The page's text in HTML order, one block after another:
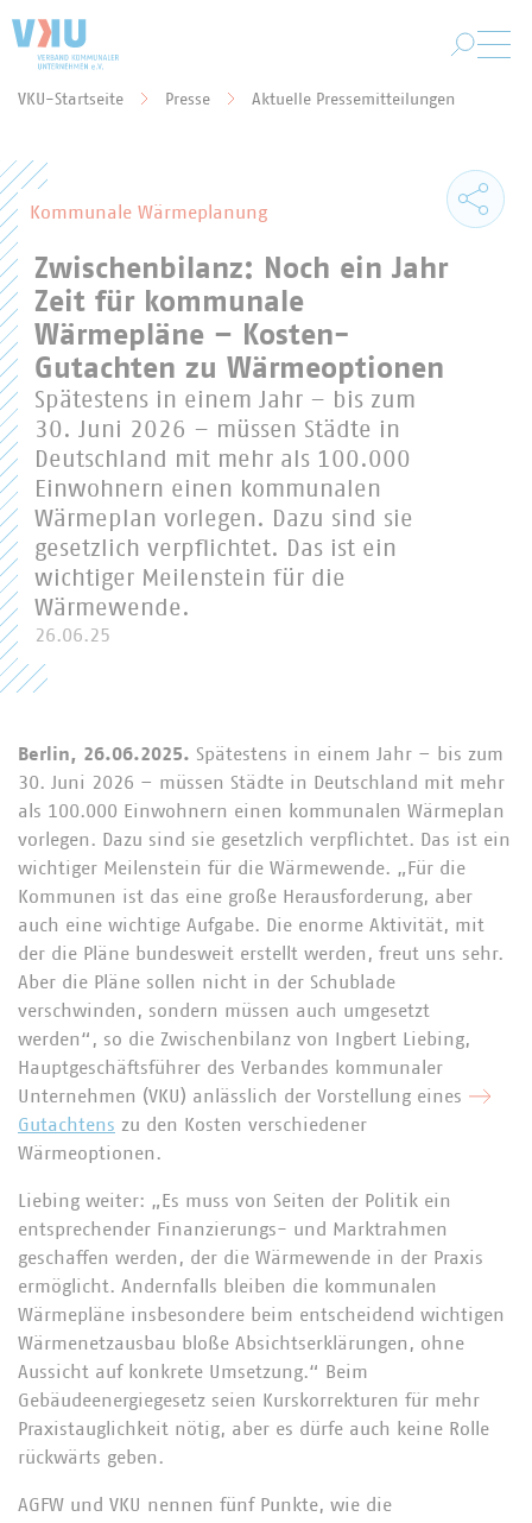
VKU-Startseite Presse Aktuelle Pressemitteilungen
Kommunale Wärmeplanung
Zwischenbilanz: Noch ein Jahr
Zeit für kommunale
Wärmepläne – Kosten-
Gutachten zu Wärmeoptionen
Spätestens in einem Jahr – bis zum
30. Juni 2026 – müssen Städte in
Deutschland mit mehr als 100.000
Einwohnern einen kommunalen
Wärmeplan vorlegen. Dazu sind sie
gesetzlich verpflichtet. Das ist ein
wichtiger Meilenstein für die
Wärmewende.
26.06.25
Berlin, 26.06.2025. Spätestens in einem Jahr – bis zum
30. Juni 2026 – müssen Städte in Deutschland mit mehr
als 100.000 Einwohnern einen kommunalen Wärmeplan
vorlegen. Dazu sind sie gesetzlich verpflichtet. Das ist ein
wichtiger Meilenstein für die Wärmewende. „Für die
Kommunen ist das eine große Herausforderung, aber
auch eine wichtige Aufgabe. Die enorme Aktivität, mit
der die Pläne bundesweit erstellt werden, freut uns sehr.
Aber die Pläne sollen nicht in der Schublade
verschwinden, sondern müssen auch umgesetzt
werden“, so die Zwischenbilanz von Ingbert Liebing,
Hauptgeschäftsführer des Verbandes kommunaler
Unternehmen (VKU) anlässlich der Vorstellung eines
Gutachtens zu den Kosten verschiedener
Wärmeoptionen.
Liebing weiter: „Es muss von Seiten der Politik ein
entsprechender Finanzierungs- und Marktrahmen
geschaffen werden, der die Wärmewende in der Praxis
ermöglicht. Andernfalls bleiben die kommunalen
Wärmepläne insbesondere beim entscheidend wichtigen
Wärmenetzausbau bloße Absichtserklärungen, ohne
Aussicht auf konkrete Umsetzung.“ Beim
Gebäudeenergiegesetz seien Kurskorrekturen für mehr
Praxistauglichkeit nötig, aber es dürfe auch keine Rolle
rückwärts geben.
AGFW und VKU nennen fünf Punkte, wie die